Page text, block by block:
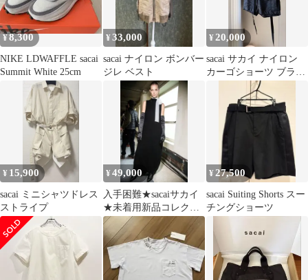
¥8,300
NIKE LDWAFFLE sacai
Summit White 25cm
¥33,000
sacai ナイロン ボンバー
ジレ ベスト
¥ 20,000
sacai サカイ ナイロン
カーゴショーツ ブラッ
¥ 15,900
sacai ミニシャツドレス
ストライプ
¥49,000
入手困難★sacaiサカイ
★未着用新品コレクシ
ョンラインニットワン
ピース黒
¥ 27,500
sacai Suiting Shorts スー
チングショーツ